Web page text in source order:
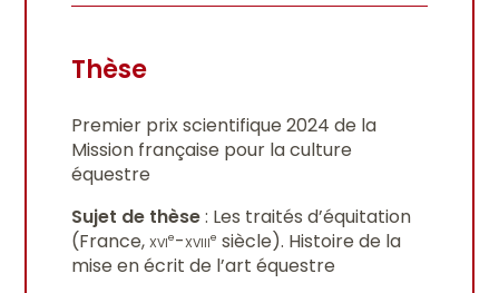
Thèse
Premier prix scientifique 2024 de la
Mission française pour la culture
équestre
Sujet de thèse: Les traités d’équitation
(France,xvie-xviiie siècle). Histoire de la
mise en écrit de l’art équestre